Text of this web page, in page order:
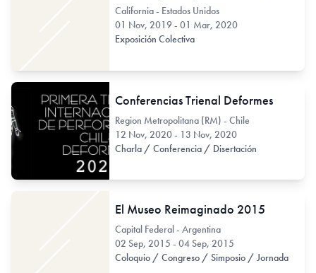
California - Estados Unidos
01 Nov, 2019 - 01 Mar, 2020
Exposición Colectiva
Conferencias Trienal Deformes
Region Metropolitana (RM) - Chile
12 Nov, 2020 - 13 Nov, 2020
Charla / Conferencia / Disertación
El Museo Reimaginado 2015
Capital Federal - Argentina
02 Sep, 2015 - 04 Sep, 2015
Coloquio / Congreso / Simposio / Jornada